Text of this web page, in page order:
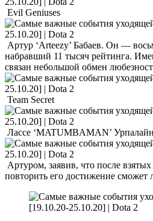
Evil Geniuses
Артур ‘Arteezy’ Бабаев. Он —
набравший 11 тысяч рейтинга.
связан небольшой обмен
Team Secret
Лассе ‘MATUMBAMAN’
Артуром, заявив, что после
повторить его достижение сможет